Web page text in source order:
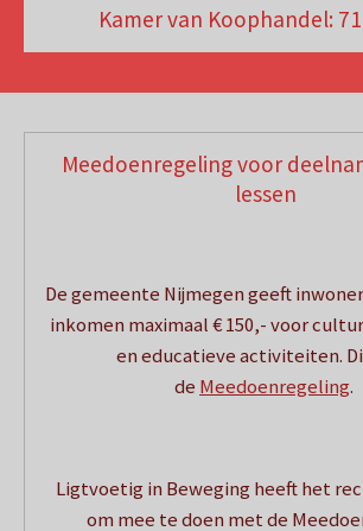
Kamer van Koophandel:
Meedoenregeling voor
lessen
De gemeente Nijmegen geeft
inkomen maximaal € 150,- voor
en educatieve activiteiten.
de Meedoenregeling.
Ligtvoetig in Beweging heeft het
om mee te doen met de